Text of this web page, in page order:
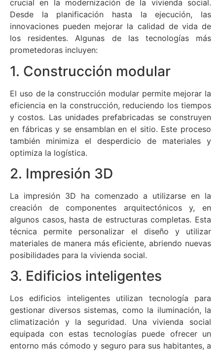
crucial en la modernización de la vivienda social.
Desde la planificación hasta la ejecución, las
innovaciones pueden mejorar la calidad de vida de
los residentes. Algunas de las tecnologías más
prometedoras incluyen:
1. Construcción modular
El uso de la construcción modular permite mejorar la
eficiencia en la construcción, reduciendo los tiempos
y costos. Las unidades prefabricadas se construyen
en fábricas y se ensamblan en el sitio. Este proceso
también minimiza el desperdicio de materiales y
optimiza la logística.
2. Impresión 3D
La impresión 3D ha comenzado a utilizarse en la
creación de componentes arquitectónicos y, en
algunos casos, hasta de estructuras completas. Esta
técnica permite personalizar el diseño y utilizar
materiales de manera más eficiente, abriendo nuevas
posibilidades para la vivienda social.
3. Edificios inteligentes
Los edificios inteligentes utilizan tecnología para
gestionar diversos sistemas, como la iluminación, la
climatización y la seguridad. Una vivienda social
equipada con estas tecnologías puede ofrecer un
entorno más cómodo y seguro para sus habitantes, a